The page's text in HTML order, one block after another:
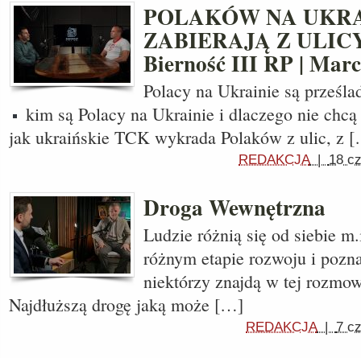
POLAKÓW NA
ZABIERAJĄ Z
Bierność III RP |
Polacy na Ukrainie są
kim są Polacy na Ukrainie i dlaczego nie
jak ukraińskie TCK wykrada Polaków z ulic, z
REDAKCJA| 18
Droga Wewnętrzna
Ludzie różnią się od siebie
różnym etapie rozwoju i
niektórzy znajdą w tej
Najdłuższą drogę jaką może […]
REDAKCJA| 7